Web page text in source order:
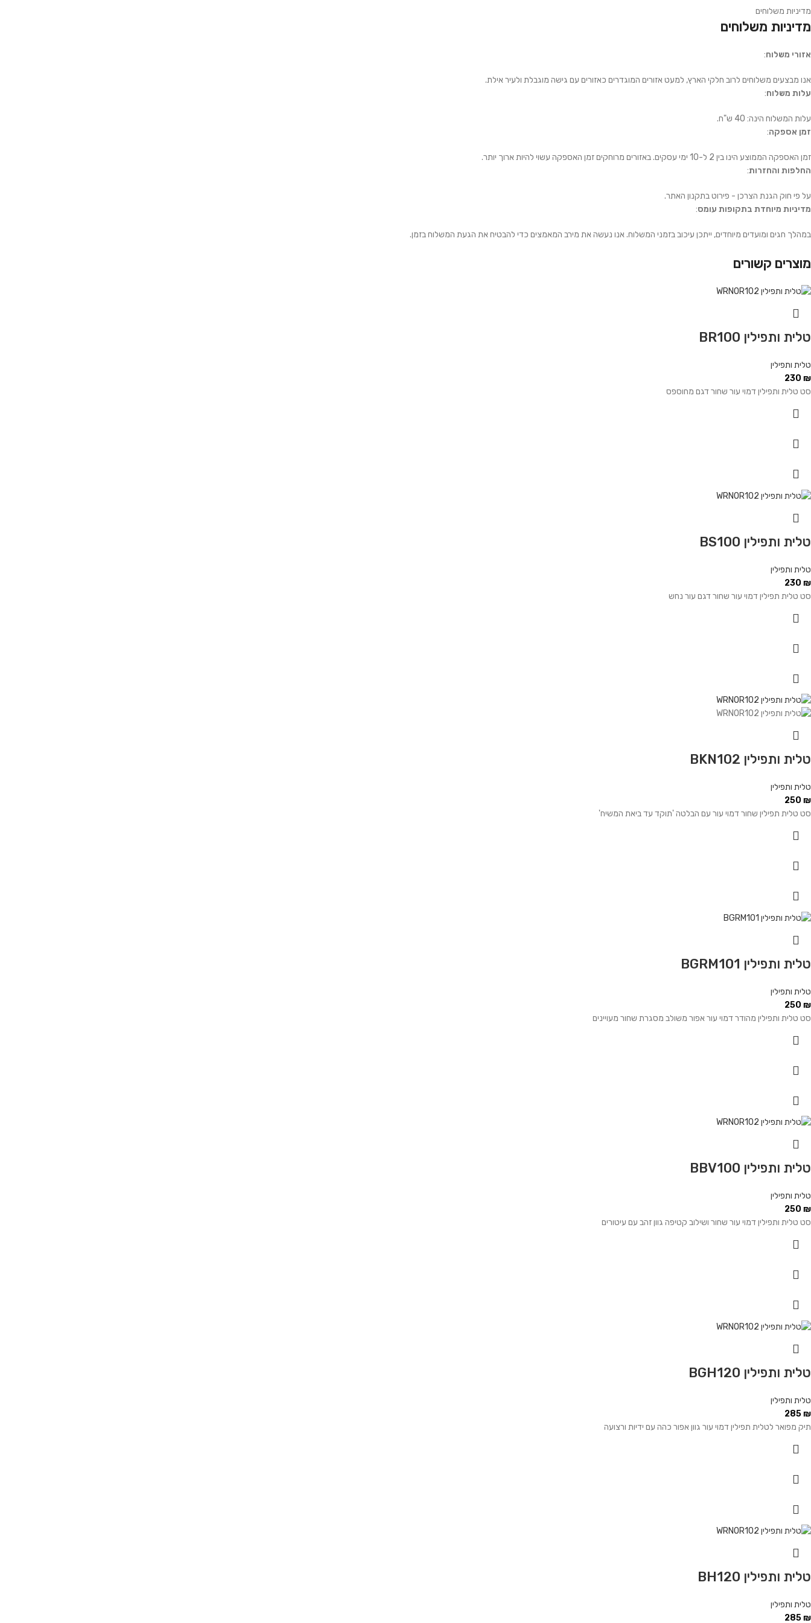
מדיניות משלוחים
מדיניות משלוחים
אזורי משלוח:
אנו מבצעים משלוחים לרוב חלקי הארץ, למעט אזורים המוגדרים כאזורים עם גישה מוגבלת ולעיר אילת.
עלות משלוח:
עלות המשלוח הינה: 40 ש"ח.
זמן אספקה:
זמן האספקה הממוצע הינו בין 2 ל-10 ימי עסקים. באזורים מרוחקים זמן האספקה עשוי להיות ארוך יותר.
החלפות והחזרות:
על פי חוק הגנת הצרכן - פירוט בתקנון האתר.
מדיניות מיוחדת בתקופות עומס:
במהלך חגים ומועדים מיוחדים, ייתכן עיכוב בזמני המשלוח. אנו נעשה את מירב המאמצים כדי להבטיח את הגעת המשלוח בזמן.
מוצרים קשורים
טלית ותפילין BR100
טלית ותפילין
230 ₪
סט טלית ותפילין דמוי עור שחור דגם מחוספס
טלית ותפילין BS100
טלית ותפילין
230 ₪
סט טלית תפילין דמוי עור שחור דגם עור נחש
טלית ותפילין BKN102
טלית ותפילין
250 ₪
סט טלית תפילין שחור דמוי עור עם הבלטה 'תוקד עד ביאת המשיח'
טלית ותפילין BGRM101
טלית ותפילין
250 ₪
סט טלית ותפילין מהודר דמוי עור אפור משולב מסגרת שחור מעויינים
טלית ותפילין BBV100
טלית ותפילין
250 ₪
סט טלית ותפילין דמוי עור שחור ושילוב קטיפה גוון זהב עם עיטורים
טלית ותפילין BGH120
טלית ותפילין
285₪
תיק מפואר לטלית תפילין דמוי עור גוון אפור כהה עם ידיות ורצועה
טלית ותפילין BH120
טלית ותפילין
285₪